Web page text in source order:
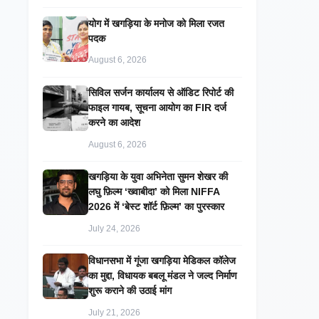
​योग में खगड़िया के मनोज को मिला रजत
पदक
August 6, 2026
सिविल सर्जन कार्यालय से ऑडिट रिपोर्ट की
फाइल गायब, सूचना आयोग का FIR दर्ज
करने का आदेश
August 6, 2026
खगड़िया के युवा अभिनेता सुमन शेखर की
लघु फ़िल्म ‘ख्वाबीदा’ को मिला NIFFA
2026 में ‘बेस्ट शॉर्ट फ़िल्म’ का पुरस्कार
July 24, 2026
विधानसभा में गूंजा खगड़िया मेडिकल कॉलेज
का मुद्दा, विधायक बबलू मंडल ने जल्द निर्माण
शुरू कराने की उठाई मांग
July 21, 2026